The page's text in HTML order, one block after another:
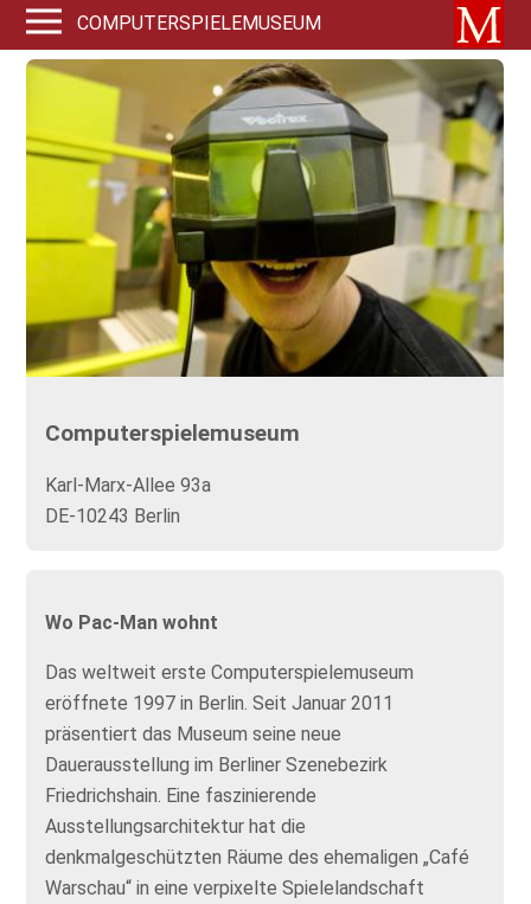
COMPUTERSPIELEMUSEUM
Computerspielemuseum
Karl-Marx-Allee 93a
DE-10243 Berlin
Wo Pac-Man wohnt
Das weltweit erste Computerspielemuseum
eröffnete 1997 in Berlin. Seit Januar 2011
präsentiert das Museum seine neue
Dauerausstellung im Berliner Szenebezirk
Friedrichshain. Eine faszinierende
Ausstellungsarchitektur hat die
denkmalgeschützten Räume des ehemaligen „Café
Warschau“ in eine verpixelte Spielelandschaft